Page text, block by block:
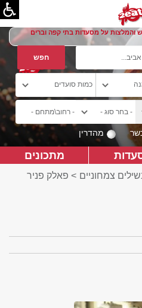
והמלצות על מסעדות בתי קפה וברים
מהדרין
מתכונים
צמחוניים > פאלק פניר